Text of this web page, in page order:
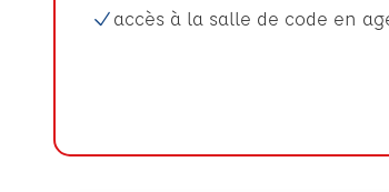
accès à la salle de code en